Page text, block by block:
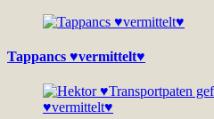
Tappancs ♥vermittelt♥